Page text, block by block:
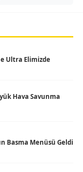
Ultra Elimizde
Hava Savunma
Basma Menüsü Geldi